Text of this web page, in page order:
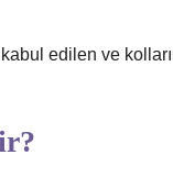
edilen ve